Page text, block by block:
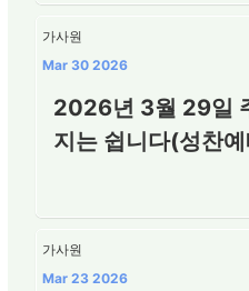
가사원
Mar 30 2026
2026년 3월 29일
지는 쉽니다(성찬
가사원
Mar 23 2026